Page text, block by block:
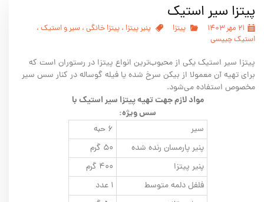
پیتزا سیر استیک
۲۱ مهر ۱۴۰۳ پیتزا پنیر پیتزا ، پیتزا خانگی ، سیر و استیک ،
استیک چیپسی
پیتزا سیر استیک یکی از محبوب‌ترین انواع پیتزا در رستوران است که
برای تهیه آن معمولا از بیکن سرخ شده یا فیله گوساله در کنار سس سیر
مخصوص استفاده می‌شود.
مواد لازم جهت تهیه پیتزا سیر استیک با
سس ویژه:
سیر
۶ حبه
پنیر پارمسان رنده شده
۵۰ گرم
پنیر پیتزا
۴۰۰ گرم
فلفل دلمه متوسط
۱ عدد